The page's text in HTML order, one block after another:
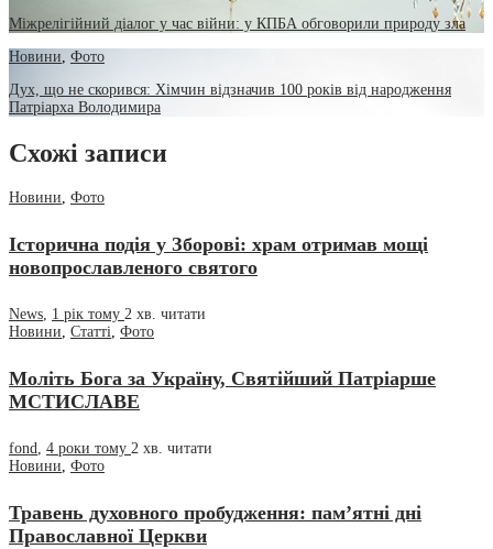
Міжрелігійний діалог у час війни: у КПБА обговорили природу зла
Новини Фото
Дух, що не скорився: Хімчин відзначив 100 років від народження
Патріарха Володимира
Схожі записи
Новини, Фото
Історична подія у Зборові: храм отримав мощі
новопрославленого святого
News, 1 рік тому 2 хв. читати
Новини, Статті, Фото
Моліть Бога за Україну, Святійший Патріарше
МСТИСЛАВЕ
fond, 4 роки тому 2 хв. читати
Новини, Фото
Травень духовного пробудження: пам’ятні дні
Православної Церкви